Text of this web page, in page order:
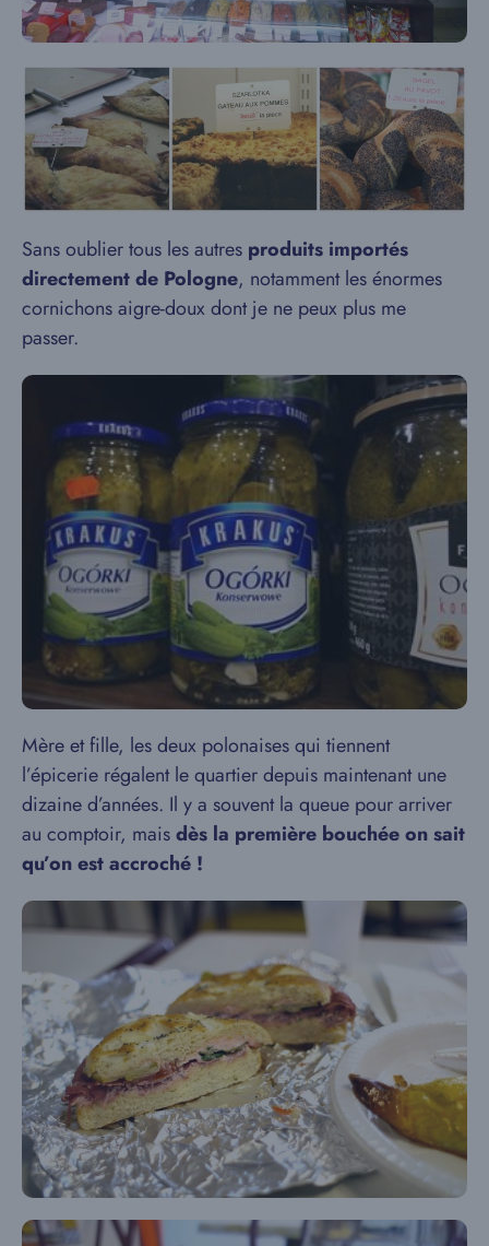
Sans oublier tous les autres produits importés
directement de Pologne, notamment les énormes
cornichons aigre-doux dont je ne peux plus me
passer.
Mère et fille, les deux polonaises qui tiennent
l’épicerie régalent le quartier depuis maintenant une
dizaine d’années. Il y a souvent la queue pour arriver
au comptoir, maisdès la première bouchée on sait
qu’on est accroché !